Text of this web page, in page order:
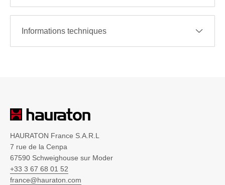
Informations techniques
HAURATON France S.A.R.L
7 rue de la Cenpa
67590 Schweighouse sur Moder
+33 3 67 68 01 52
france@hauraton.com